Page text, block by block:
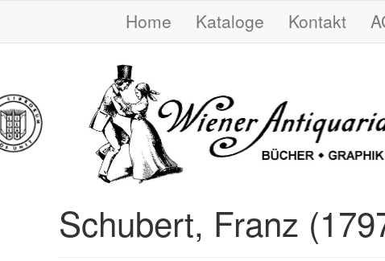
Home Kataloge Kontakt
Schubert, Franz